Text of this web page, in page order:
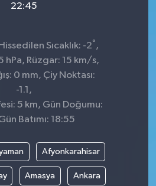
22:45
Sıcaklık: -2° ,
hPa, Rüzgar: 15 km/s,
0 mm, Çiy Noktası:
-1.1,
5 km, Gün Doğumu:
Batımı: 18:55
Afyonkarahisar
Amasya Ankara